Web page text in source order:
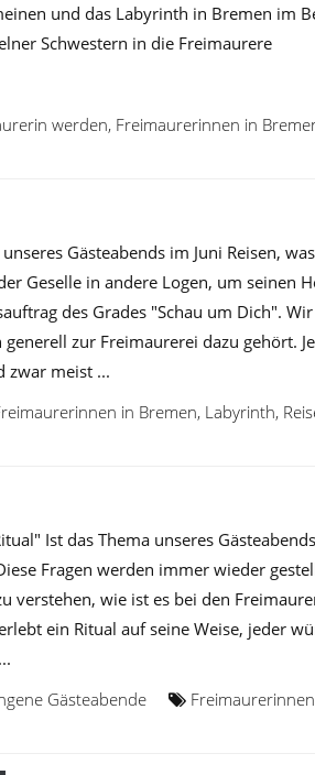
und das Labyrinth in Bremen im
Schwestern in die Freimaurere
werden, Freimaurerinnen in
Gästeabends im Juni Reisen,
Geselle in andere Logen, um seinen
des Grades "Schau um Dich".
generell zur Freimaurerei dazu gehört.
zwar meist ...
in Bremen, Labyrinth,
Ist das Thema unseres
Fragen werden immer wieder
verstehen, wie ist es bei den
ein Ritual auf seine Weise, jeder
Gästeabende